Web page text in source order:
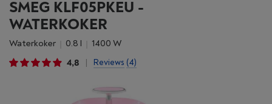
SMEG KLF05PKEU -
WATERKOKER
Waterkoker 0.8 l
1400 W
4,8
Reviews (4)